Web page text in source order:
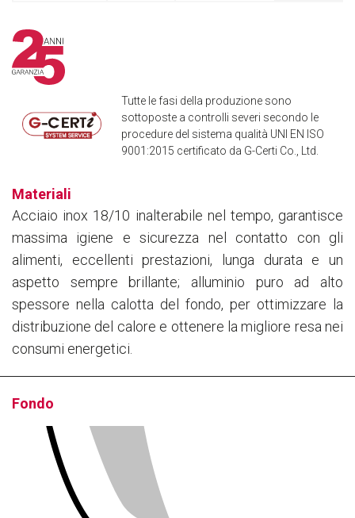
Tutte le fasi della produzione sono
sottoposte a controlli severi secondo le
procedure del sistema qualità UNI EN ISO
9001:2015 certificato da G-Certi Co., Ltd.
Materiali
Acciaio inox 18/10 inalterabile nel tempo, garantisce
massima igiene e sicurezza nel contatto con gli
alimenti, eccellenti prestazioni, lunga durata e un
aspetto sempre brillante; alluminio puro ad alto
spessore nella calotta del fondo, per ottimizzare la
distribuzione del calore e ottenere la migliore resa nei
consumi energetici.
Fondo